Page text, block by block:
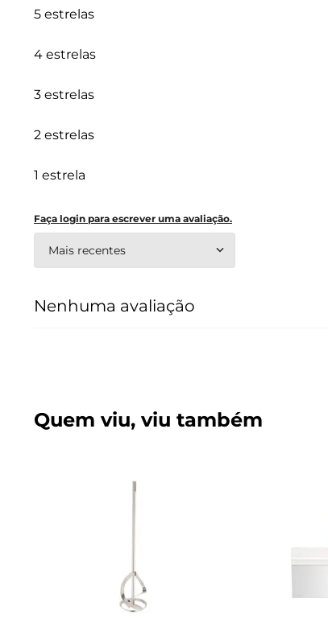
5 estrelas
4 estrelas
3 estrelas
2 estrelas
1 estrela
Faça login para escrever uma avaliação.
Mais recentes
Nenhuma avaliação
Quem viu, viu também